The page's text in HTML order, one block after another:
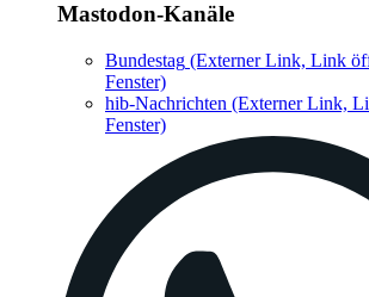
Mastodon-Kanäle
Bundestag (Externer Link, Link
Fenster)
hib-Nachrichten (Externer Link,
Fenster)